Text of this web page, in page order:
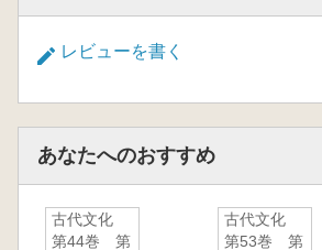
文献解題…のようなもの-『日
<古墳文化研究会・第7回研究発
関東・東北地方の群集墳 造営
レビューを書く
あなたへのおすすめ
古代文化
第44巻 第
古代文化
第53巻 第